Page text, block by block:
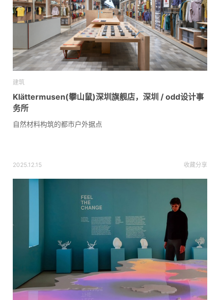
建筑
Klättermusen(攀山鼠)深圳旗舰店，深圳 / odd设计事
务所
自然材料构筑的都市户外据点
2025.12.15 收藏分享